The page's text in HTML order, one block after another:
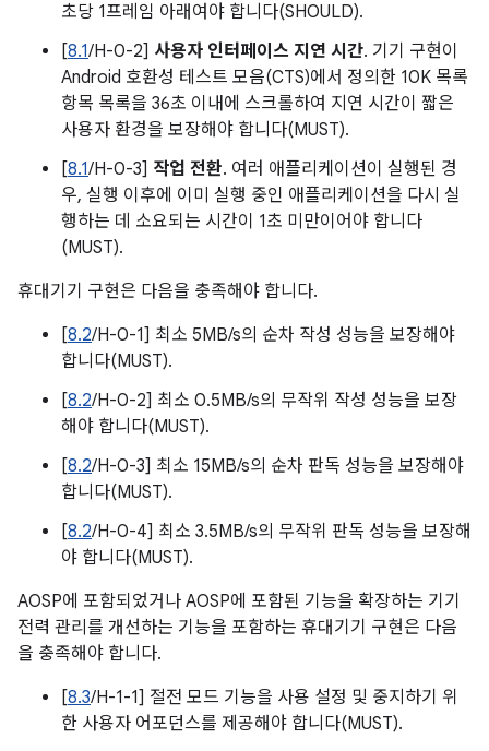
초당 1프레임 아래여야 합니다(SHOULD).
[8.1/H-0-2] 사용자 인터페이스 지연 시간. 기기 구현이
Android 호환성 테스트 모음(CTS)에서 정의한 10K 목록
항목 목록을 36초 이내에 스크롤하여 지연 시간이 짧은
사용자 환경을 보장해야 합니다(MUST).
[8.1/H-0-3] 작업 전환. 여러 애플리케이션이 실행된 경
우, 실행 이후에 이미 실행 중인 애플리케이션을 다시 실
행하는 데 소요되는 시간이 1초 미만이어야 합니다
(MUST).
휴대기기 구현은 다음을 충족해야 합니다.
[8.2/H-0-1] 최소 5MB/s의 순차 작성 성능을 보장해야
합니다(MUST).
[8.2/H-0-2] 최소 0.5MB/s의 무작위 작성 성능을 보장
해야 합니다(MUST).
[8.2/H-0-3] 최소 15MB/s의 순차 판독 성능을 보장해야
합니다(MUST).
[8.2/H-0-4] 최소 3.5MB/s의 무작위 판독 성능을 보장해
야 합니다(MUST).
AOSP에 포함되었거나 AOSP에 포함된 기능을 확장하는 기기
전력 관리를 개선하는 기능을 포함하는 휴대기기 구현은 다음
을 충족해야 합니다.
[8.3/H-1-1] 절전 모드 기능을 사용 설정 및 중지하기 위
한 사용자 어포던스를 제공해야 합니다(MUST).